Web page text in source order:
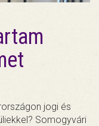
jogi és
Somogyvári